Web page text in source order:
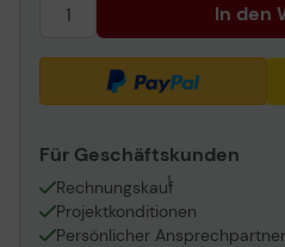
In den
Für Geschäftskunden
Rechnungskauf
1
Projektkonditionen
Persönlicher Ansprechpartner